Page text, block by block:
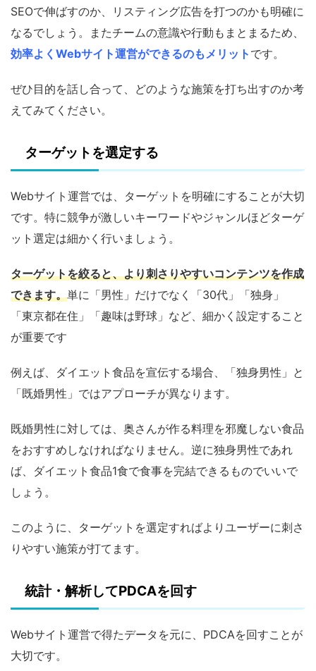
SEOで伸ばすのか、リスティング広告を打つのかも明確に
なるでしょう。またチームの意識や行動もまとまるため、
効率よくWebサイト運営ができるのもメリット です。
ぜひ目的を話し合って、どのような施策を打ち出すのか考
えてみてください。
ターゲットを選定する
Webサイト運営では、ターゲットを明確にすることが大切
です。特に競争が激しいキーワードやジャンルほどターゲ
ット選定は細かく行いましょう。
ターゲットを絞ると、より刺さりやすいコンテンツを作成
できます。単に「男性」だけでなく「30代」「独身」
「東京都在住」「趣味は野球」など、細かく設定すること
が重要です
例えば、ダイエット食品を宣伝する場合、「独身男性」と
「既婚男性」ではアプローチが異なります。
既婚男性に対しては、奥さんが作る料理を邪魔しない食品
をおすすめしなければなりません。逆に独身男性であれ
ば、ダイエット食品1食で食事を完結できるものでいいで
しょう。
このように、ターゲットを選定すればよりユーザーに刺さ
りやすい施策が打てます。
統計・解析してPDCAを回す
Webサイト運営で得たデータを元に、PDCAを回すことが
大切です。